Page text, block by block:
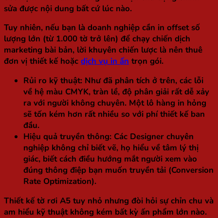
sửa được nội dung bất cứ lúc nào.
Tuy nhiên, nếu bạn là doanh nghiệp cần in offset số
lượng lớn (từ 1.000 tờ trở lên) để chạy chiến dịch
marketing bài bản, lời khuyên chiến lược là nên thuê
đơn vị thiết kế hoặc dịch vụ in ấn trọn gói.
Rủi ro kỹ thuật: Như đã phân tích ở trên, các lỗi
về hệ màu CMYK, tràn lề, độ phân giải rất dễ xảy
ra với người không chuyên. Một lô hàng in hỏng
sẽ tốn kém hơn rất nhiều so với phí thiết kế ban
đầu.
Hiệu quả truyền thông: Các Designer chuyên
nghiệp không chỉ biết vẽ, họ hiểu về tâm lý thị
giác, biết cách điều hướng mắt người xem vào
đúng thông điệp bạn muốn truyền tải (Conversion
Rate Optimization).
Thiết kế tờ rơi A5 tuy nhỏ nhưng đòi hỏi sự chỉn chu và
am hiểu kỹ thuật không kém bất kỳ ấn phẩm lớn nào.